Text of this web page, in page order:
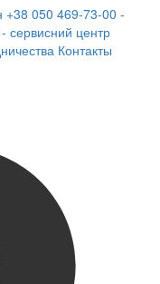
+38 050 469-73-00 -
сервисний центр
Контакты